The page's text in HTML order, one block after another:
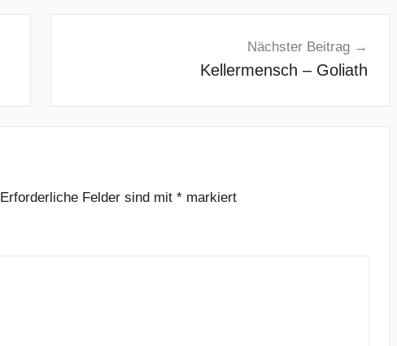
Nächster Beitrag
Kellermensch – Goliath
Erforderliche Felder sind mit * markiert